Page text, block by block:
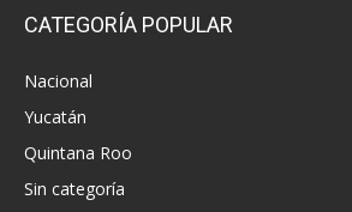
CATEGORÍA POPULAR
Nacional
Yucatán
Quintana Roo
Sin categoría